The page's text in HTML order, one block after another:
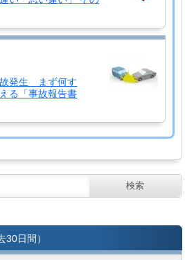
故発生 まず何す
る「事故報告書
30日間）